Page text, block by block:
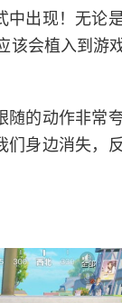
出现！无论
该会植入到游
的动作非常
身边消失，